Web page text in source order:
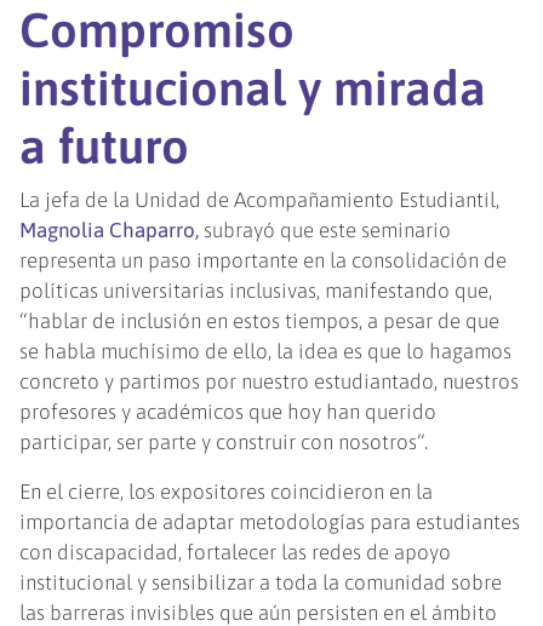
Compromiso
institucional y mirada
a futuro
La jefa de la Unidad de Acompañamiento Estudiantil,
Magnolia Chaparro, subrayó que este seminario
representa un paso importante en la consolidación de
políticas universitarias inclusivas, manifestando que,
“hablar de inclusión en estos tiempos, a pesar de que
se habla muchísimo de ello, la idea es que lo hagamos
concreto y partimos por nuestro estudiantado, nuestros
profesores y académicos que hoy han querido
participar, ser parte y construir con nosotros”.
En el cierre, los expositores coincidieron en la
importancia de adaptar metodologías para estudiantes
con discapacidad, fortalecer las redes de apoyo
institucional y sensibilizar a toda la comunidad sobre
las barreras invisibles que aún persisten en el ámbito